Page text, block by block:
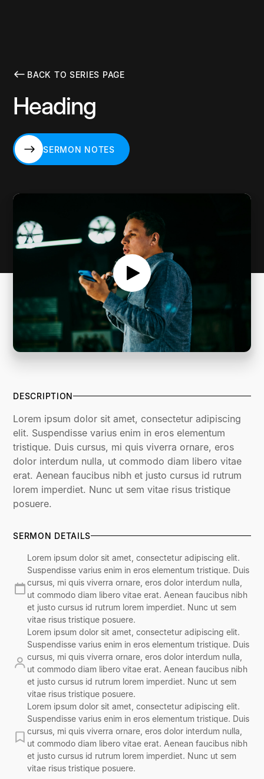
BACK TO SERIES PAGE
Heading
SERMON NOTES
DESCRIPTION
Lorem ipsum dolor sit amet, consectetur adipiscing
elit. Suspendisse varius enim in eros elementum
tristique. Duis cursus, mi quis viverra ornare, eros
dolor interdum nulla, ut commodo diam libero vitae
erat. Aenean faucibus nibh et justo cursus id rutrum
lorem imperdiet. Nunc ut sem vitae risus tristique
posuere.
SERMON DETAILS
Lorem ipsum dolor sit amet, consectetur adipiscing elit.
Suspendisse varius enim in eros elementum tristique. Duis
cursus, mi quis viverra ornare, eros dolor interdum nulla,
ut commodo diam libero vitae erat. Aenean faucibus nibh
et justo cursus id rutrum lorem imperdiet. Nunc ut sem
vitae risus tristique posuere.
Lorem ipsum dolor sit amet, consectetur adipiscing elit.
Suspendisse varius enim in eros elementum tristique. Duis
cursus, mi quis viverra ornare, eros dolor interdum nulla,
ut commodo diam libero vitae erat. Aenean faucibus nibh
et justo cursus id rutrum lorem imperdiet. Nunc ut sem
vitae risus tristique posuere.
Lorem ipsum dolor sit amet, consectetur adipiscing elit.
Suspendisse varius enim in eros elementum tristique. Duis
cursus, mi quis viverra ornare, eros dolor interdum nulla,
ut commodo diam libero vitae erat. Aenean faucibus nibh
et justo cursus id rutrum lorem imperdiet. Nunc ut sem
vitae risus tristique posuere.